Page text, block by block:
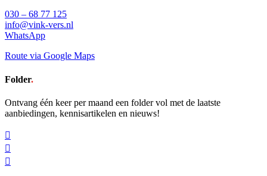
030 – 68 77 125
info@vink-vers.nl
WhatsApp
Route via Google Maps
Folder.
Ontvang één keer per maand een folder vol met de laatste
aanbiedingen, kennisartikelen en nieuws!